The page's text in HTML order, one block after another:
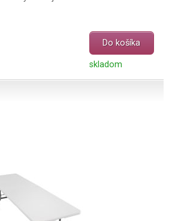
Do košíka
skladom